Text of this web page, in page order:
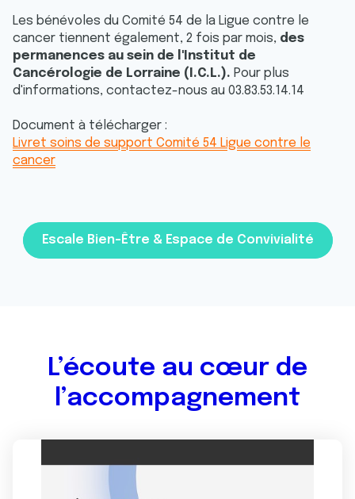
Les bénévoles du Comité 54 de la Ligue contre le
cancer tiennent également, 2 fois par mois, des
permanences au sein de l'Institut de
Cancérologie de Lorraine (I.C.L.). Pour plus
d'informations, contactez-nous au 03.83.53.14.14
Document à télécharger :
Livret soins de support Comité 54 Ligue contre le
cancer
Escale Bien-Être & Espace de Convivialité
L’écoute au cœur de
l’accompagnement